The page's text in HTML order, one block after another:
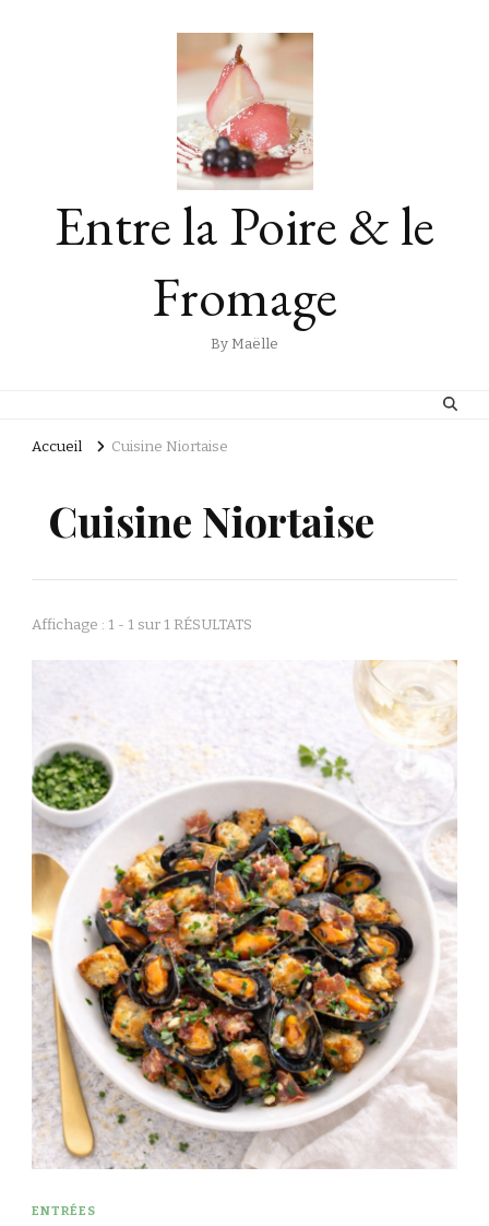
Entre la Poire & le
Fromage
By Maëlle
Accueil Cuisine Niortaise
Cuisine Niortaise
Affichage : 1 - 1 sur 1 RÉSULTATS
ENTRÉES